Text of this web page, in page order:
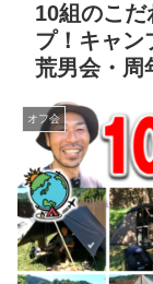
10組のこ
プ！キャン
荒男会・周
オフ会